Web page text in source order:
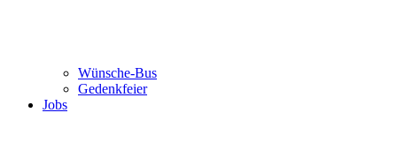
Wünsche-Bus
Gedenkfeier
Jobs